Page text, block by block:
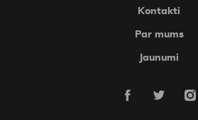
Kontakti
Par mums
Jaunumi